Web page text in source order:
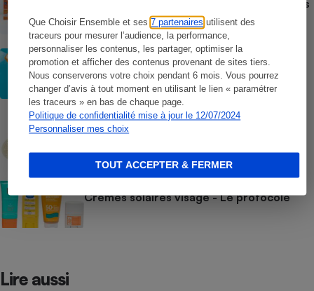
Que Choisir Ensemble et ses7 partenaires utilisent des
traceurs pour mesurer l’audience, la performance,
personnaliser les contenus, les partager, optimiser la
promotion et afficher des contenus provenant de sites tiers.
Nous conserverons votre choix pendant 6 mois. Vous pourrez
changer d’avis à tout moment en utilisant le lien « paramétrer
les traceurs » en bas de chaque page.
Politique de confidentialité mise à jour le 12/07/2024
Personnaliser mes choix
TOUT ACCEPTER & FERMER
Crèmes solaires - Le bilan désastreux des
plateformes chinoises
CONSEILS
Crèmes solaires - Les logos à la loupe
COMMENT NOUS TESTONS
Crèmes solaires - Le protocole
Crèmes solaires visage - Le protocole
Lire aussi